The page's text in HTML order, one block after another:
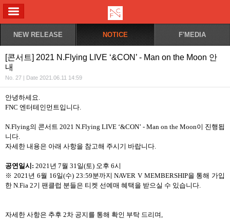
NEW RELEASE NOTICE F'MEDIA
[콘서트] 2021 N.Flying LIVE ‘&CON’ - Man on the Moon 안
내
No. 27 | Date 2021.06.11 14:59
안녕하세요.
FNC 엔터테인먼트입니다.
N.Flying의 콘서트 2021 N.Flying LIVE ‘&CON’ - Man on the Moon이 진행됩
니다.
자세한 내용은 아래 사항을 참고해 주시기 바랍니다.
공연일시: 2021년 7월 31일(토) 오후 6시
※ 2021년 6월 16일(수) 23:59분까지 NAVER V MEMBERSHIP을 통해 가입
한 N.Fia 2기 팬클럽 분들은 티켓 선예매 혜택을 받으실 수 있습니다.
자세한 사항은 추후 2차 공지를 통해 확인 부탁 드리며,